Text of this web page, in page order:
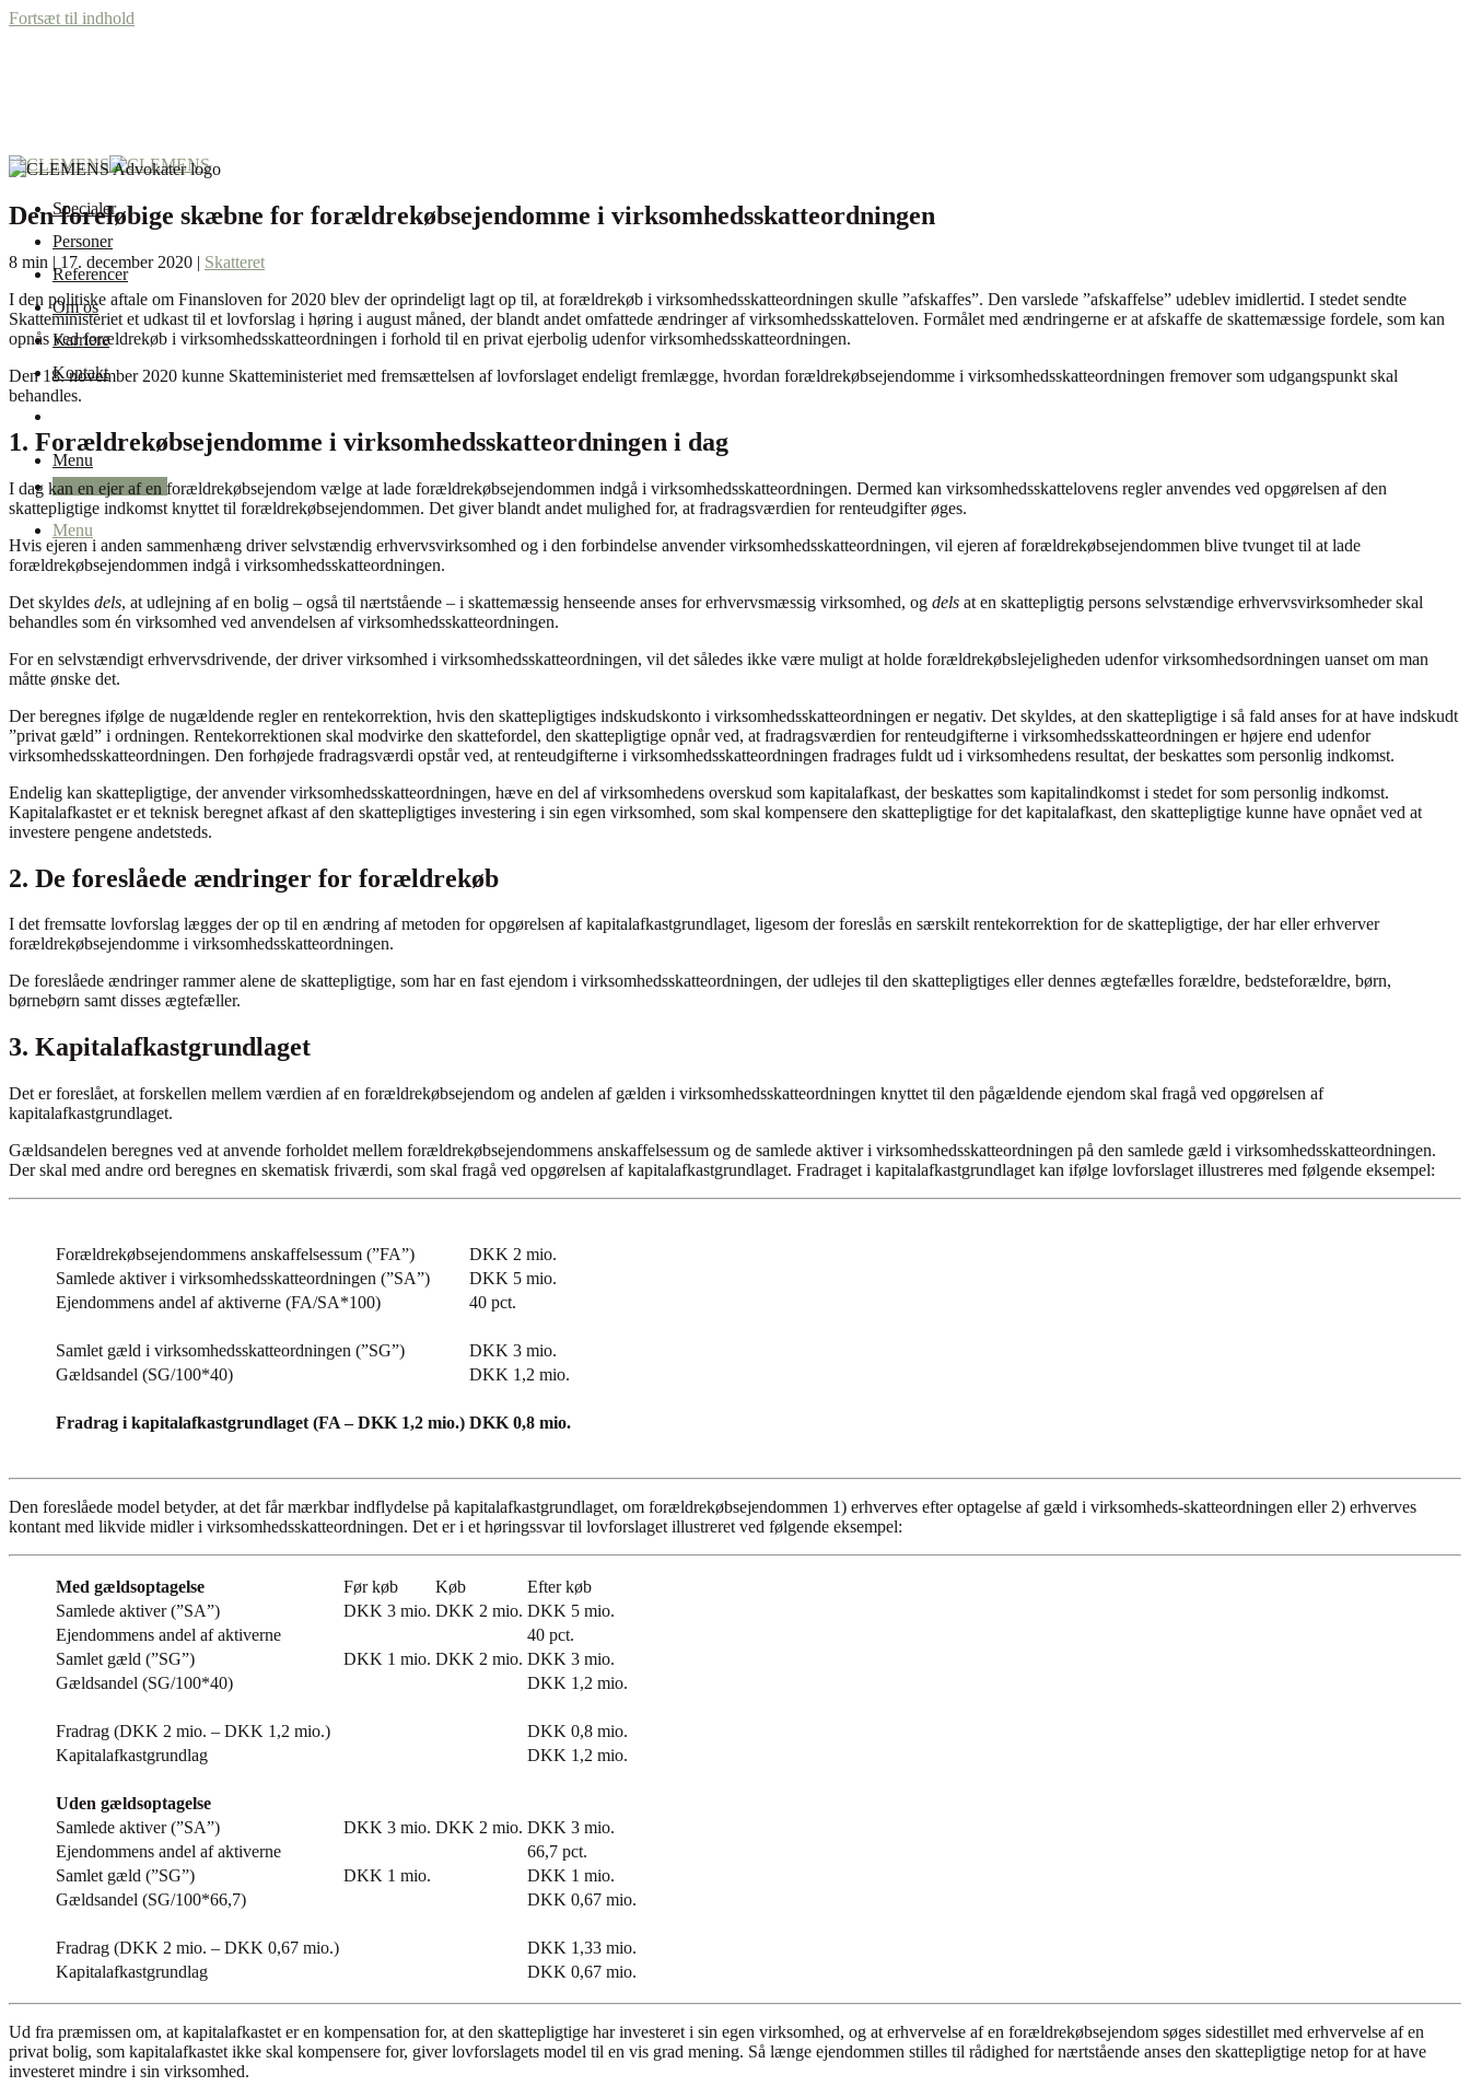
Fortsæt til indhold
Specialer
Personer
Referencer
Om os
Karriere
Kontakt
Menu
+45 87 32 12 50
Menu
Den foreløbige skæbne for forældrekøbsejendomme i virksomhedsskatteordningen
8 min | 17. december 2020 | Skatteret
I den politiske aftale om Finansloven for 2020 blev der oprindeligt lagt op til, at forældrekøb i virksomhedsskatteordningen skulle ”afskaffes”. Den varslede ”afskaffelse” udeblev imidlertid. I stedet sendte
Skatteministeriet et udkast til et lovforslag i høring i august måned, der blandt andet omfattede ændringer af virksomhedsskatteloven. Formålet med ændringerne er at afskaffe de skattemæssige fordele, som kan
opnås ved forældrekøb i virksomhedsskatteordningen i forhold til en privat ejerbolig udenfor virksomhedsskatteordningen.
Den 18. november 2020 kunne Skatteministeriet med fremsættelsen af lovforslaget endeligt fremlægge, hvordan forældrekøbsejendomme i virksomhedsskatteordningen fremover som udgangspunkt skal
behandles.
1. Forældrekøbsejendomme i virksomhedsskatteordningen i dag
I dag kan en ejer af en forældrekøbsejendom vælge at lade forældrekøbsejendommen indgå i virksomhedsskatteordningen. Dermed kan virksomhedsskattelovens regler anvendes ved opgørelsen af den
skattepligtige indkomst knyttet til forældrekøbsejendommen. Det giver blandt andet mulighed for, at fradragsværdien for renteudgifter øges.
Hvis ejeren i anden sammenhæng driver selvstændig erhvervsvirksomhed og i den forbindelse anvender virksomhedsskatteordningen, vil ejeren af forældrekøbsejendommen blive tvunget til at lade
forældrekøbsejendommen indgå i virksomhedsskatteordningen.
Det skyldes dels, at udlejning af en bolig – også til nærtstående – i skattemæssig henseende anses for erhvervsmæssig virksomhed, og dels at en skattepligtig persons selvstændige erhvervsvirksomheder skal
behandles som én virksomhed ved anvendelsen af virksomhedsskatteordningen.
For en selvstændigt erhvervsdrivende, der driver virksomhed i virksomhedsskatteordningen, vil det således ikke være muligt at holde forældrekøbslejeligheden udenfor virksomhedsordningen uanset om man
måtte ønske det.
Der beregnes ifølge de nugældende regler en rentekorrektion, hvis den skattepligtiges indskudskonto i virksomhedsskatteordningen er negativ. Det skyldes, at den skattepligtige i så fald anses for at have indskudt
”privat gæld” i ordningen. Rentekorrektionen skal modvirke den skattefordel, den skattepligtige opnår ved, at fradragsværdien for renteudgifterne i virksomhedsskatteordningen er højere end udenfor
virksomhedsskatteordningen. Den forhøjede fradragsværdi opstår ved, at renteudgifterne i virksomhedsskatteordningen fradrages fuldt ud i virksomhedens resultat, der beskattes som personlig indkomst.
Endelig kan skattepligtige, der anvender virksomhedsskatteordningen, hæve en del af virksomhedens overskud som kapitalafkast, der beskattes som kapitalindkomst i stedet for som personlig indkomst.
Kapitalafkastet er et teknisk beregnet afkast af den skattepligtiges investering i sin egen virksomhed, som skal kompensere den skattepligtige for det kapitalafkast, den skattepligtige kunne have opnået ved at
investere pengene andetsteds.
2. De foreslåede ændringer for forældrekøb
I det fremsatte lovforslag lægges der op til en ændring af metoden for opgørelsen af kapitalafkastgrundlaget, ligesom der foreslås en særskilt rentekorrektion for de skattepligtige, der har eller erhverver
forældrekøbsejendomme i virksomhedsskatteordningen.
De foreslåede ændringer rammer alene de skattepligtige, som har en fast ejendom i virksomhedsskatteordningen, der udlejes til den skattepligtiges eller dennes ægtefælles forældre, bedsteforældre, børn,
børnebørn samt disses ægtefæller.
3. Kapitalafkastgrundlaget
Det er foreslået, at forskellen mellem værdien af en forældrekøbsejendom og andelen af gælden i virksomhedsskatteordningen knyttet til den pågældende ejendom skal fragå ved opgørelsen af
kapitalafkastgrundlaget.
Gældsandelen beregnes ved at anvende forholdet mellem forældrekøbsejendommens anskaffelsessum og de samlede aktiver i virksomhedsskatteordningen på den samlede gæld i virksomhedsskatteordningen.
Der skal med andre ord beregnes en skematisk friværdi, som skal fragå ved opgørelsen af kapitalafkastgrundlaget. Fradraget i kapitalafkastgrundlaget kan ifølge lovforslaget illustreres med følgende eksempel:
Forældrekøbsejendommens anskaffelsessum (”FA”)
DKK 2 mio.
Samlede aktiver i virksomhedsskatteordningen (”SA”)
DKK 5 mio.
Ejendommens andel af aktiverne (FA/SA*100)
40 pct.
Samlet gæld i virksomhedsskatteordningen (”SG”)
DKK 3 mio.
Gældsandel (SG/100*40)
DKK 1,2 mio.
Fradrag i kapitalafkastgrundlaget (FA – DKK 1,2 mio.) DKK 0,8 mio.
Den foreslåede model betyder, at det får mærkbar indflydelse på kapitalafkastgrundlaget, om forældrekøbsejendommen 1) erhverves efter optagelse af gæld i virksomheds-skatteordningen eller 2) erhverves
kontant med likvide midler i virksomhedsskatteordningen. Det er i et høringssvar til lovforslaget illustreret ved følgende eksempel:
Med gældsoptagelse Før køb Køb
Efter køb
Samlede aktiver (”SA”)
DKK 3 mio. DKK 2 mio. DKK 5 mio.
Ejendommens andel af aktiverne
40 pct.
Samlet gæld (”SG”)
DKK 1 mio. DKK 2 mio. DKK 3 mio.
Gældsandel (SG/100*40)
DKK 1,2 mio.
Fradrag (DKK 2 mio. – DKK 1,2 mio.)
DKK 0,8 mio.
Kapitalafkastgrundlag
DKK 1,2 mio.
Uden gældsoptagelse
Samlede aktiver (”SA”)
DKK 3 mio. DKK 2 mio. DKK 3 mio.
Ejendommens andel af aktiverne
66,7 pct.
Samlet gæld (”SG”)
DKK 1 mio.
DKK 1 mio.
Gældsandel (SG/100*66,7)
DKK 0,67 mio.
Fradrag (DKK 2 mio. – DKK 0,67 mio.)
DKK 1,33 mio.
Kapitalafkastgrundlag
DKK 0,67 mio.
Ud fra præmissen om, at kapitalafkastet er en kompensation for, at den skattepligtige har investeret i sin egen virksomhed, og at erhvervelse af en forældrekøbsejendom søges sidestillet med erhvervelse af en
privat bolig, som kapitalafkastet ikke skal kompensere for, giver lovforslagets model til en vis grad mening. Så længe ejendommen stilles til rådighed for nærtstående anses den skattepligtige netop for at have
investeret mindre i sin virksomhed.